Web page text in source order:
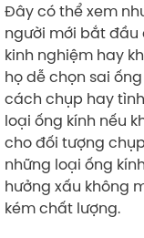
Đây có thể xem
người mới bắt đầu
kinh nghiệm hay
họ dễ chọn sai
cách chụp hay
loại ống kính nếu
cho đối tượng
những loại ống
hưởng xấu không
kém chất lượng.